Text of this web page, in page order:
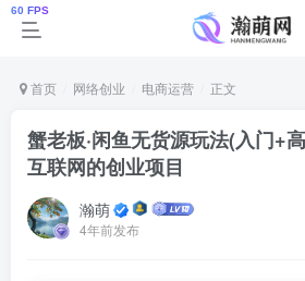
首页 网络创业 电商运营 正文
蟹老板·闲鱼无货源玩法(入门+
互联网的创业项目
瀚萌
4年前发布